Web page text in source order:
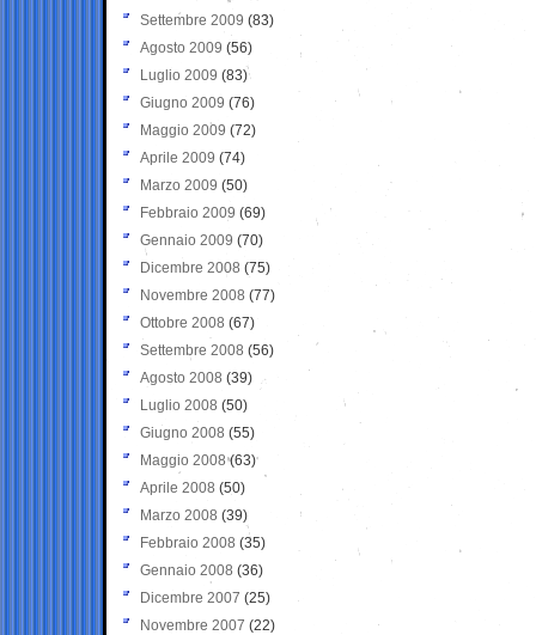
Settembre 2009 (83)
Agosto 2009 (56)
Luglio 2009 (83)
Giugno 2009 (76)
Maggio 2009 (72)
Aprile 2009 (74)
Marzo 2009 (50)
Febbraio 2009 (69)
Gennaio 2009 (70)
Dicembre 2008 (75)
Novembre 2008 (77)
Ottobre 2008 (67)
Settembre 2008 (56)
Agosto 2008 (39)
Luglio 2008 (50)
Giugno 2008 (55)
Maggio 2008(63)
Aprile 2008 (50)
Marzo 2008 (39)
Febbraio 2008 (35)
Gennaio 2008 (36)
Dicembre 2007 (25)
Novembre 2007 (22)